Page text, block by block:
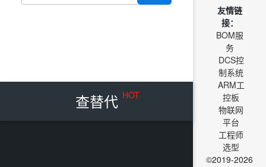
查替代 HOT
友情链
接：
BOM服
务
DCS控
制系统
ARM工
控板
物联网
平台
工程师
选型
©2019-2026